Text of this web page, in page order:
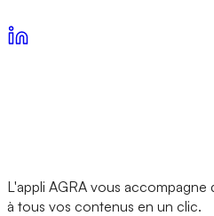
L'appli AGRA vous
à tous vos contenus en un clic.